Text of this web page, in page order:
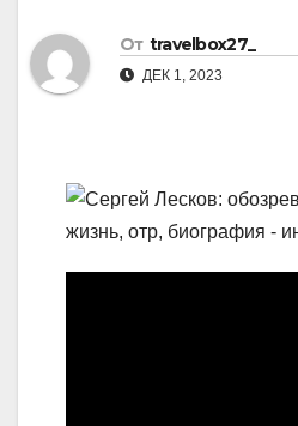
От travelbox27_
ДЕК 1, 2023